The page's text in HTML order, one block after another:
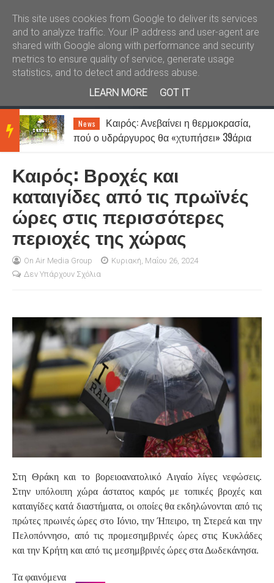
Καλώς ήλθατε Kral News
BRE
AKIN
NEW
News
Καιρός: Ανεβαίνει η θερμοκρασία,
πού ο υδράργυρος θα «χτυπήσει» 39άρια
Καιρός: Βροχές και
καταιγίδες από τις πρωϊνές
ώρες στις περισσότερες
περιοχές της χώρας
On Air Media Group
Κυριακή, Μαΐου 26, 2024
Δεν Υπάρχουν Σχόλια
Στη Θράκη και το βορειοανατολικό Αιγαίο λίγες νεφώσεις.
Στην υπόλοιπη χώρα άστατος καιρός με τοπικές βροχές και
καταιγίδες κατά διαστήματα, οι οποίες θα εκδηλώνονται από τις
πρώτες πρωινές ώρες στο Ιόνιο, την Ήπειρο, τη Στερεά και την
Πελοπόννησο, από τις προμεσημβρινές ώρες στις Κυκλάδες
και την Κρήτη και από τις μεσημβρινές ώρες στα Δωδεκάνησα.
Τα φαινόμενα
This site uses cookies from Google to deliver its services
and to analyze traffic. Your IP address and user-agent are
shared with Google along with performance and security
metrics to ensure quality of service, generate usage
statistics, and to detect and address abuse.
LEARN MORE
GOT IT